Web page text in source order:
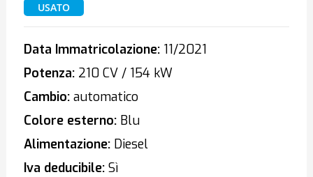
USATO
Data Immatricolazione:11/2021
Potenza:210 CV / 154 kW
Cambio:automatico
Colore esterno:Blu
Alimentazione:Diesel
Iva deducibile:Sì